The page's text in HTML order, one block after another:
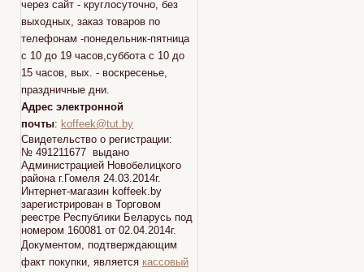
через сайт - круглосуточно, без
выходных, заказ товаров по
телефонам -понедельник-пятница
с 10 до 19 часов,суббота с 10 до
15 часов, вых. - воскресенье,
праздничные дни.
Адрес электронной
почты: koffeek@tut.by
Свидетельство о регистрации:
№ 491211677 выдано
Администрацией Новобелицкого
района г.Гомеля 24.03.2014г.
Интернет-магазин koffeek.by
зарегистрирован в Торговом
реестре Республики Беларусь под
номером 160081 от 02.04.2014г.
Документом, подтверждающим
факт покупки, является кассовый